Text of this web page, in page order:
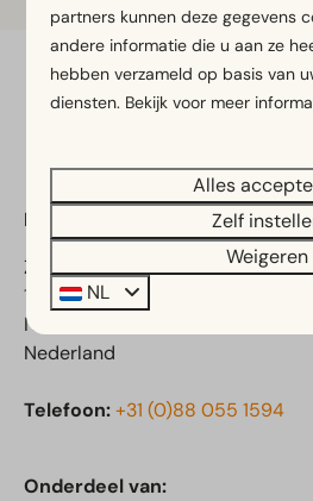
Veilig betalen
EuroParcs Spaarnwoude
Zuiderweg 2
1165 NA Halfweg
Noord-Holland
Nederland
Telefoon:+31 (0)88 055 1594
Onderdeel van:
partners kunnen deze gegevens
andere informatie die u aan ze
hebben verzameld op basis van
diensten. Bekijk voor meer
Alles
Zelf
Weigeren
NL